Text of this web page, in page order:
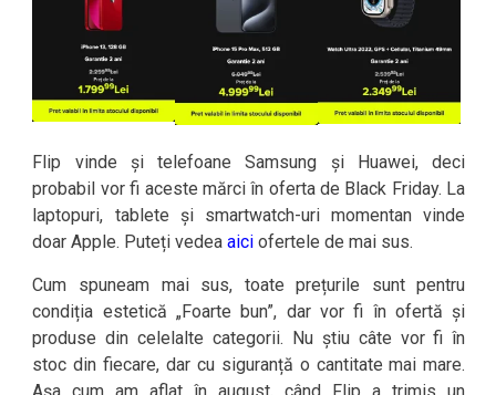
Flip vinde și telefoane Samsung și Huawei, deci
probabil vor fi aceste mărci în oferta de Black Friday. La
laptopuri, tablete și smartwatch-uri momentan vinde
doar Apple. Puteți vedeaaici ofertele de mai sus.
Cum spuneam mai sus, toate prețurile sunt pentru
condiția estetică „Foarte bun”, dar vor fi în ofertă și
produse din celelalte categorii. Nu știu câte vor fi în
stoc din fiecare, dar cu siguranță o cantitate mai mare.
Așa cum am aflat în august, când Flip a trimis un